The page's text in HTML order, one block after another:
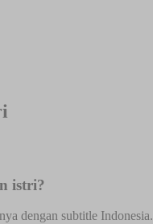
istri?
dengan subtitle Indonesia.